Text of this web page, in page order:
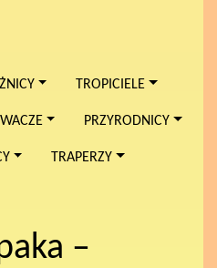
TROPICIELE
PRZYRODNICY
TRAPERZY
–